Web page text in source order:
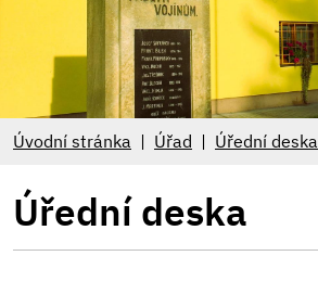
Úvodní stránka Úřad Úřední deska
Úřední deska